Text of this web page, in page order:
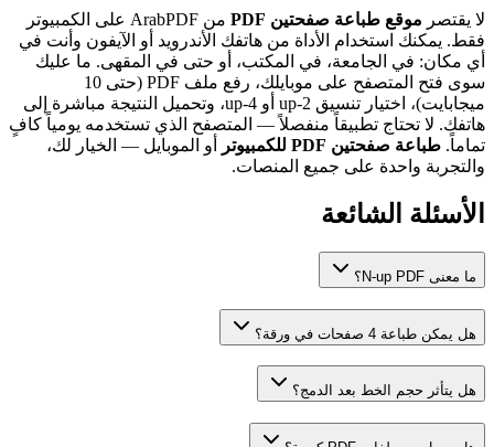
لا يقتصر موقع طباعة صفحتين PDF
من ArabPDF على الكمبيوتر
فقط. يمكنك استخدام الأداة من هاتفك الأندرويد أو الآيفون وأنت في
أي مكان: في الجامعة، في المكتب، أو حتى في المقهى. ما عليك
سوى فتح المتصفح على موبايلك، رفع ملف PDF (حتى 10
ميجابايت)، اختيار تنسيق 2-up أو 4-up، وتحميل النتيجة مباشرة إلى
هاتفك. لا تحتاج تطبيقاً منفصلاً — المتصفح الذي تستخدمه يومياً كافٍ
تماماً. طباعة صفحتين PDF للكمبيوتر
أو الموبايل — الخيار لك،
والتجربة واحدة على جميع المنصات.
الأسئلة الشائعة
ما معنى N-up PDF؟
هل يمكن طباعة 4 صفحات في ورقة؟
هل يتأثر حجم الخط بعد الدمج؟